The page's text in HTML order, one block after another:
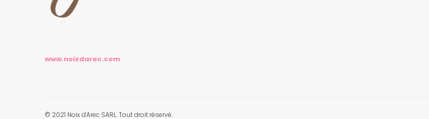
www.noixdarec.com
© 2021 Noix d'Arec SARL. Tout droit réservé.